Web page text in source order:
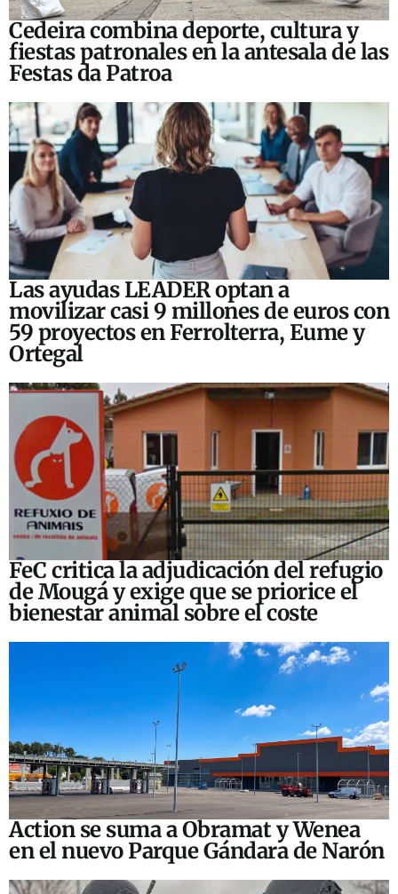
Cedeira combina deporte, cultura y
fiestas patronales en la antesala de las
Festas da Patroa
Las ayudas LEADER optan a
movilizar casi 9 millones de euros con
59 proyectos en Ferrolterra, Eume y
Ortegal
FeC critica la adjudicación del refugio
de Mougá y exige que se priorice el
bienestar animal sobre el coste
Action se suma a Obramat y Wenea
en el nuevo Parque Gándara de Narón